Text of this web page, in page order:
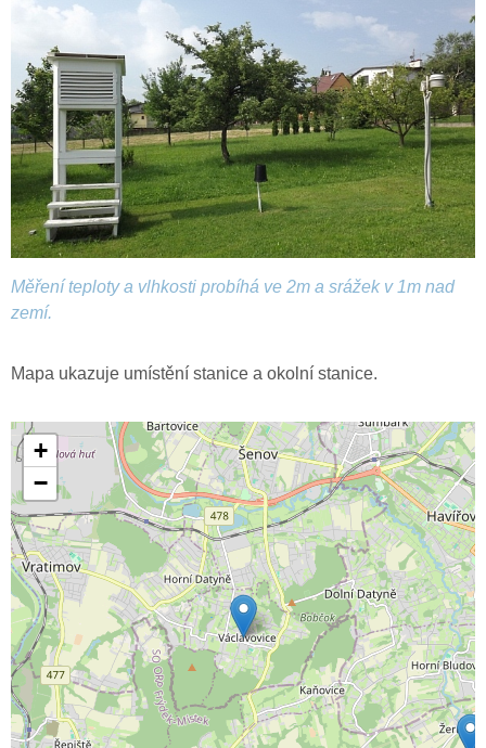
Měření teploty a vlhkosti probíhá ve 2m a srážek v 1m nad
zemí.
Mapa ukazuje umístění stanice a okolní stanice.
+
−